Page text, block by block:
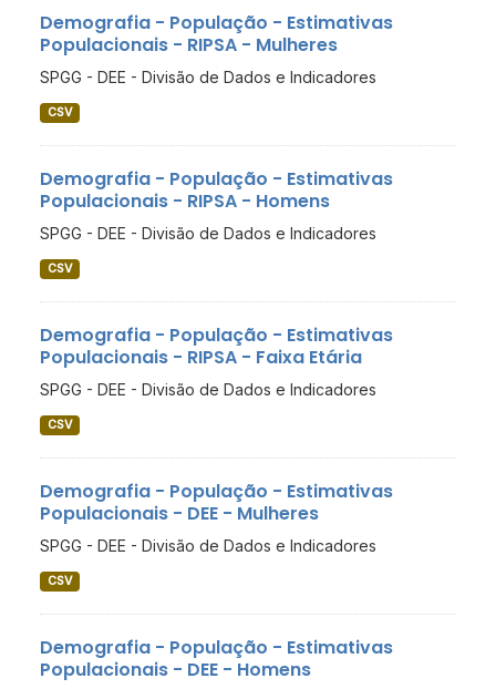
Demografia - População - Estimativas
Populacionais - RIPSA - Mulheres
SPGG - DEE - Divisão de Dados e Indicadores
CSV
Demografia - População - Estimativas
Populacionais - RIPSA - Homens
SPGG - DEE - Divisão de Dados e Indicadores
CSV
Demografia - População - Estimativas
Populacionais - RIPSA - Faixa Etária
SPGG - DEE - Divisão de Dados e Indicadores
CSV
Demografia - População - Estimativas
Populacionais - DEE - Mulheres
SPGG - DEE - Divisão de Dados e Indicadores
CSV
Demografia - População - Estimativas
Populacionais - DEE - Homens